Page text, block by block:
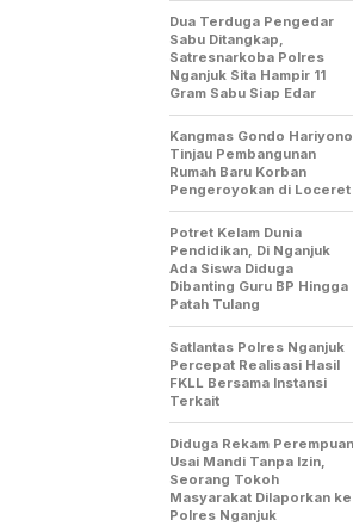
Dua Terduga Pengedar
Sabu Ditangkap,
Satresnarkoba Polres
Nganjuk Sita Hampir 11
Gram Sabu Siap Edar
Kangmas Gondo Hariyono
Tinjau Pembangunan
Rumah Baru Korban
Pengeroyokan di Loceret
Potret Kelam Dunia
Pendidikan, Di Nganjuk
Ada Siswa Diduga
Dibanting Guru BP Hingga
Patah Tulang
Satlantas Polres Nganjuk
Percepat Realisasi Hasil
FKLL Bersama Instansi
Terkait
Diduga Rekam Perempuan
Usai Mandi Tanpa Izin,
Seorang Tokoh
Masyarakat Dilaporkan ke
Polres Nganjuk